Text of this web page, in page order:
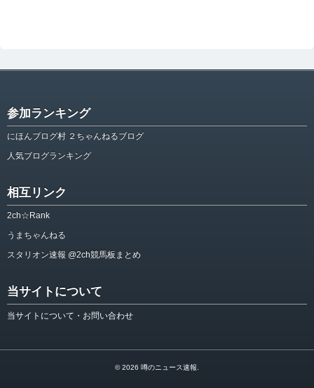
参加ランキング
にほんブログ村 ２ちゃんねるブログ
人気ブログランキング
相互リンク
2ch☆Rank
うまちゃんねる
スタリオン速報 @2ch競馬板まとめ
当サイトについて
当サイトについて・お問い合わせ
© 2026 噂のニュース速報